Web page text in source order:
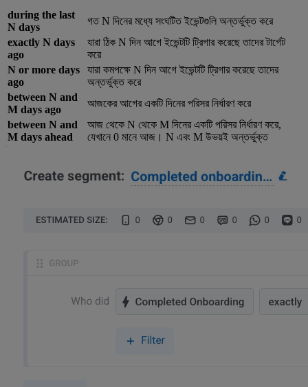
during the last
N days
গত N দিনের মধ্যে সংঘটিত ইভেন্টগুলি অন্তর্ভুক্ত করে
exactly N days
ago
যারা ঠিক N দিন আগে ইভেন্টটি ট্রিগার করেছে তাদের টার্গেট
করে
N or more days
ago
যারা কমপক্ষে N দিন আগে ইভেন্টটি ট্রিগার করেছে তাদের
অন্তর্ভুক্ত করে
between N and
M days ago
আজকের আগের একটি দিনের পরিসর নির্ধারণ করে
between N and
M days ahead
আজ থেকে N থেকে M দিনের একটি পরিসর নির্ধারণ করে,
যেখানে 0 মানে আজ। N এবং M উভয়ই অন্তর্ভুক্ত